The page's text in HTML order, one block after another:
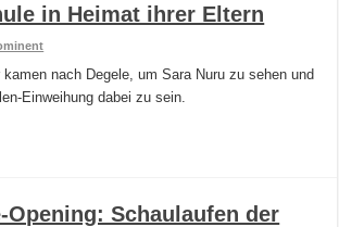
in Heimat ihrer Eltern
kamen nach Degele, um Sara Nuru zu sehen und
Einweihung dabei zu sein.
Opening: Schaulaufen der